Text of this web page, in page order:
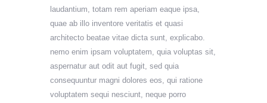
laudantium, totam rem aperiam eaque ipsa,
quae ab illo inventore veritatis et quasi
architecto beatae vitae dicta sunt, explicabo.
nemo enim ipsam voluptatem, quia voluptas sit,
aspernatur aut odit aut fugit, sed quia
consequuntur magni dolores eos, qui ratione
voluptatem sequi nesciunt, neque porro